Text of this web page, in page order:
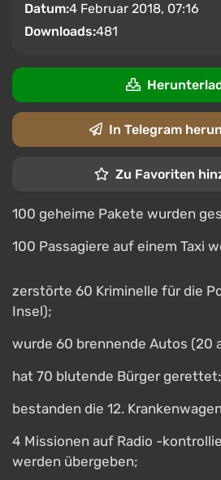
Datum:4 Februar 2018, 07:16
Downloads:481
In Telegram
Zu Favoriten
100 geheime Pakete wurden
100 Passagiere auf einem Taxi
zerstörte 60 Kriminelle für die
Insel);
wurde 60 brennende Autos (20
hat 70 blutende Bürger gerettet;
bestanden die 12.
4 Missionen auf Radio -
werden übergeben;